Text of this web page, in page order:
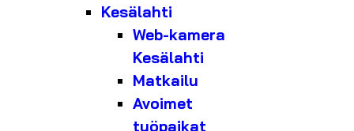
Kesälahti
Web-kamera
Kesälahti
Matkailu
Avoimet
työpaikat